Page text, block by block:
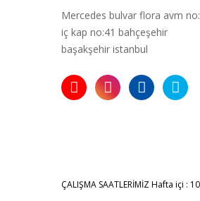
Mercedes bulvar flora avm
iç kap no:41 bahçeşehir
başakşehir istanbul
ÇALIŞMA SAATLERİMİZHafta içi :